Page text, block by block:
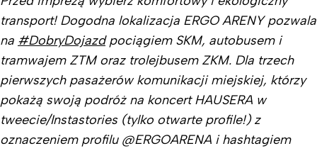
transport! Dogodna lokalizacja ERGO ARENY pozwala
na #DobryDojazdpociągiem SKM, autobusem i
tramwajem ZTM oraz trolejbusem ZKM. Dla trzech
pierwszych pasażerów komunikacji miejskiej, którzy
pokażą swoją podróż na koncert HAUSERA w
tweecie/Instastories (tylko otwarte profile!) z
oznaczeniem profilu @ERGOARENA i hashtagiem